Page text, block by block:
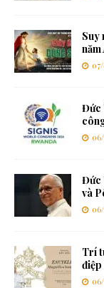
Suy
Đức
Đức
và
Trí